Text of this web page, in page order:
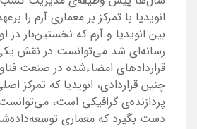
انویدیا با تمرکز بر معماری آرم را
رسانه‌ای شد می‌توانست در نقش
قراردادهای امضاءشده در صنعت
چنین قراردادی، انویدیا که تمرکز
پردازنده‌ی گرافیکی است،
دست بگیرد که معماری